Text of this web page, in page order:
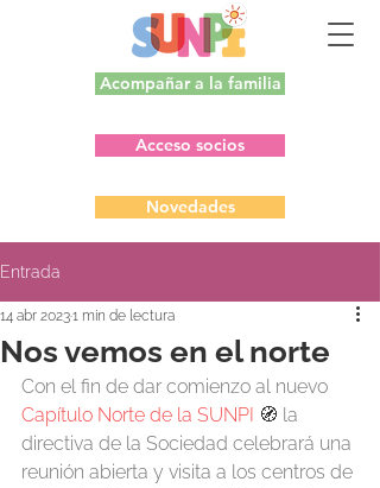
Acompañar a la familia
Acceso socios
Novedades
Entrada
Nos vemos en el norte
14 abr 20231 min de lectura
Con el fin de dar comienzo al nuevo
Capítulo Norte de la SUNPI 🧭 la
directiva de la Sociedad celebrará una
reunión abierta y visita a los centros de